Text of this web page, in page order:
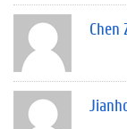
Chen